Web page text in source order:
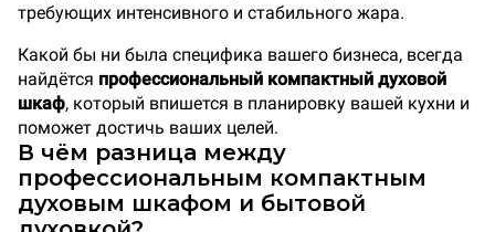
требующих интенсивного и стабильного жара.
Какой бы ни была специфика вашего бизнеса, всегда
найдётся профессиональный компактный духовой
шкаф, который впишется в планировку вашей кухни и
поможет достичь ваших целей.
В чём разница между
профессиональным компактным
духовым шкафом и бытовой